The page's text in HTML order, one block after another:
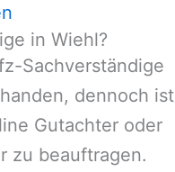
in Wiehl?
Sachverständige
dennoch ist
Gutachter oder
zu beauftragen.